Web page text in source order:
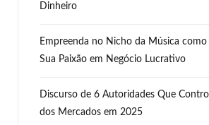
Dinheiro
Empreenda no Nicho da Música como
Sua Paixão em Negócio Lucrativo
Discurso de 6 Autoridades Que
dos Mercados em 2025